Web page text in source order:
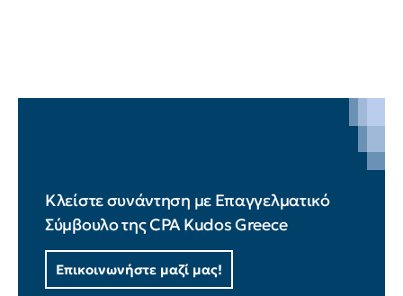
Κλείστε συνάντηση με Επαγγελματικό
Σύμβουλο της CPA Kudos Greece
Επικοινωνήστε μαζί μας!